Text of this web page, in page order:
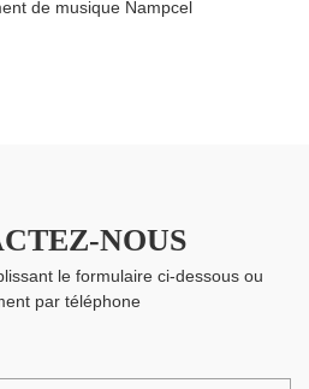
de musique Nampcel
NOUS
le formulaire ci-dessous ou
par téléphone